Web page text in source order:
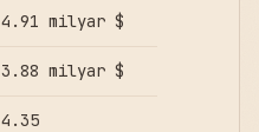
4.91 milyar $
3.88 milyar $
4.35